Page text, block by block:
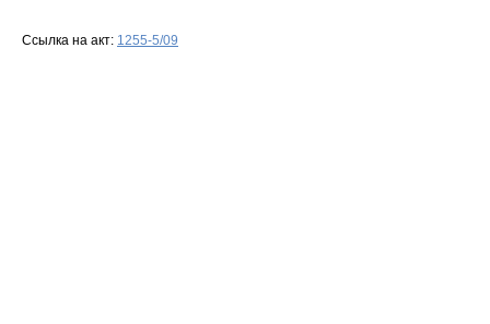
Ссылка на акт: 1255-5/09